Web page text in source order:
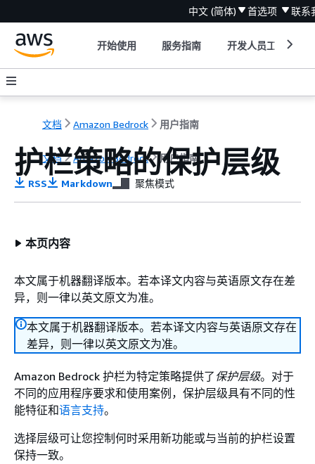
中文 (简体) 首选项 联系
开始使用 服务指南 开发人员工具
文档 Amazon Bedrock 用户指南
文档 Amazon Bedrock 用户指南
护栏策略的保护层级
RSS Markdown 聚焦模式
本页内容
本文属于机器翻译版本。若本译文内容与英语原文存在差
异，则一律以英文原文为准。
本文属于机器翻译版本。若本译文内容与英语原文存在
差异，则一律以英文原文为准。
Amazon Bedrock 护栏为特定策略提供了 保护层级。对于
不同的应用程序要求和使用案例，保护层级具有不同的性
能特征和语言支持。
选择层级可让您控制何时采用新功能或与当前的护栏设置
保持一致。